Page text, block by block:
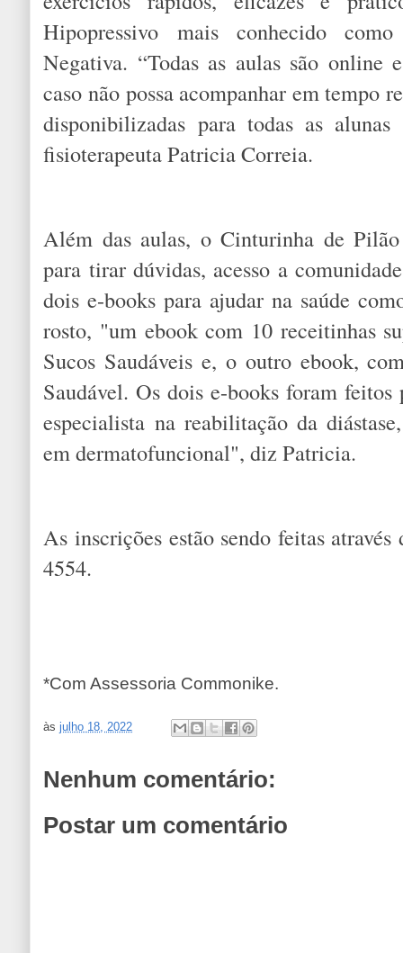
Hipopressivo mais conhecido
Negativa. “Todas as aulas são online
caso não possa acompanhar em tempo
disponibilizadas para todas as
fisioterapeuta Patricia Correia.
Além das aulas, o Cinturinha de
para tirar dúvidas, acesso a
dois e-books para ajudar na saúde
rosto, "um ebook com 10 receitinhas
Sucos Saudáveis e, o outro ebook,
Saudável. Os dois e-books foram
especialista na reabilitação da
em dermatofuncional", diz Patricia.
As inscrições estão sendo feitas
4554.
*Com Assessoria Commonike.
àsjulho 18, 2022
Nenhum comentário:
Postar um comentário